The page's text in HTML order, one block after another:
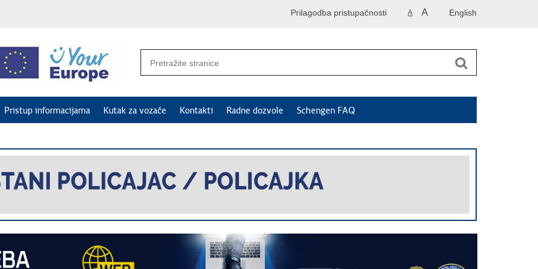
English
A A
Prilagodba pristupačnosti
Pristup informacijama Kutak za vozače Kontakti Radne dozvole Schengen FAQ